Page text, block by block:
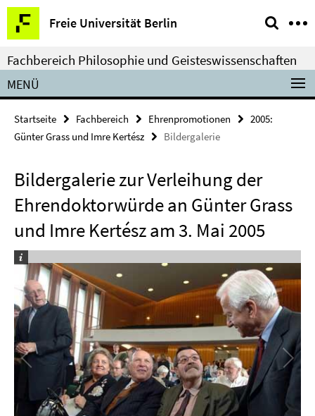
Springe
direkt
zu
Inhalt
Freie Universität Berlin
Service-
Navigation
Fachbereich Philosophie und Geisteswissenschaften
MENÜ
Startseite Fachbereich Ehrenpromotionen
2005:
Günter Grass und Imre Kertész
Bildergalerie
Bildergalerie zur Verleihung der
Ehrendoktorwürde an Günter Grass
und Imre Kertész am 3. Mai 2005